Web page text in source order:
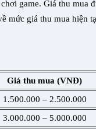
game. Giá thu mua
mức giá thu mua hiện
Giá thu mua (VNĐ)
1.500.000 – 2.500.000
3.000.000 – 5.000.000